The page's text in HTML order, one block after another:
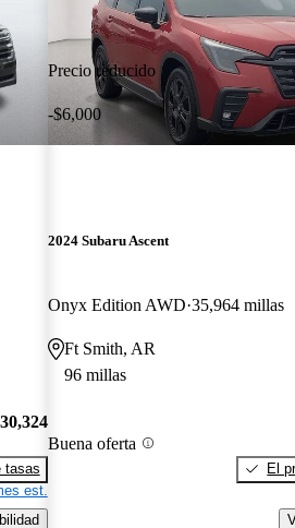
tasas
est.
Precio reducido
-$6,000
2024 Subaru Ascent
Onyx Edition AWD 35,964 millas
Ft Smith, AR
96 millas
Buena oferta
El